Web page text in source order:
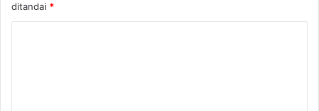
ditandai *